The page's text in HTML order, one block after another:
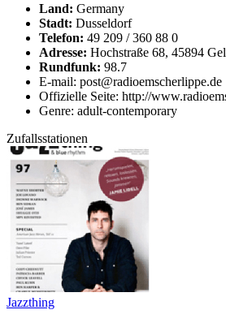
Land: Germany
Stadt: Dusseldorf
Telefon: 49 209 / 360 88 0
Adresse: Hochstraße 68, 45894
Rundfunk: 98.7
E-mail: post@radioemscherlippe.de
Offizielle Seite: http://
Genre: adult-contemporary
Zufallsstationen
Jazzthing